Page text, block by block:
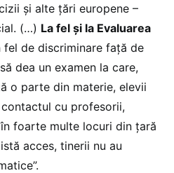
şi alte ţări europene –
(…) La fel şi la Evaluarea
fel de discriminare faţă de
dea un examen la care,
o parte din materie, elevii
cu profesorii,
foarte multe locuri din ţară
acces, tinerii nu au